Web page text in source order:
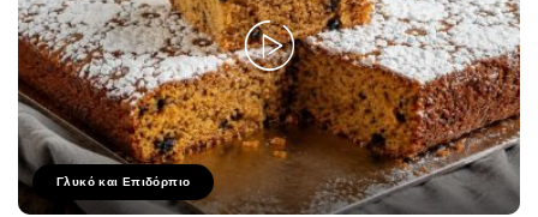
Γλυκό και Επιδόρπιο